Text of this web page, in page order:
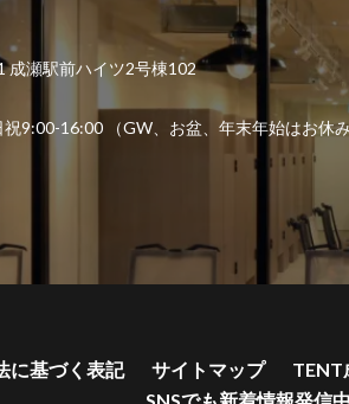
成瀬駅前ハイツ2号棟102
9:00-16:00 （GW、お盆、年末年始はお休
に基づく表記 サイトマップ